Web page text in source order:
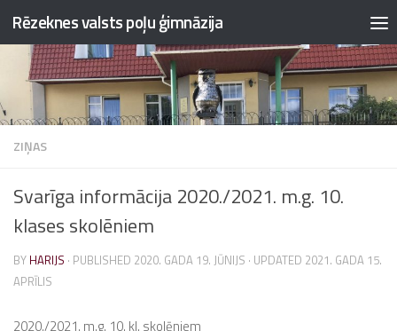
Skip to content
Rēzeknes valsts poļu ģimnāzija
ZIŅAS
Svarīga informācija 2020./2021. m.g. 10.
klases skolēniem
BY HARIJS · PUBLISHED 2020. GADA 19. JŪNIJS · UPDATED 2021. GADA 15.
APRĪLIS
2020./2021. m.g. 10. kl. skolēniem